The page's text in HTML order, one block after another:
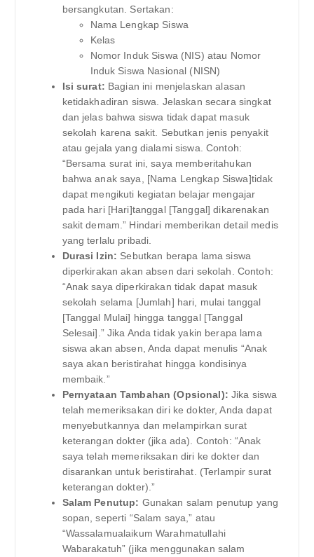
bersangkutan. Sertakan:
Nama Lengkap Siswa
Kelas
Nomor Induk Siswa (NIS) atau Nomor
Induk Siswa Nasional (NISN)
Isi surat: Bagian ini menjelaskan alasan
ketidakhadiran siswa. Jelaskan secara singkat
dan jelas bahwa siswa tidak dapat masuk
sekolah karena sakit. Sebutkan jenis penyakit
atau gejala yang dialami siswa. Contoh:
“Bersama surat ini, saya memberitahukan
bahwa anak saya, [Nama Lengkap Siswa]tidak
dapat mengikuti kegiatan belajar mengajar
pada hari [Hari]tanggal [Tanggal] dikarenakan
sakit demam.” Hindari memberikan detail medis
yang terlalu pribadi.
Durasi Izin: Sebutkan berapa lama siswa
diperkirakan akan absen dari sekolah. Contoh:
“Anak saya diperkirakan tidak dapat masuk
sekolah selama [Jumlah] hari, mulai tanggal
[Tanggal Mulai] hingga tanggal [Tanggal
Selesai].” Jika Anda tidak yakin berapa lama
siswa akan absen, Anda dapat menulis “Anak
saya akan beristirahat hingga kondisinya
membaik.”
Pernyataan Tambahan (Opsional): Jika siswa
telah memeriksakan diri ke dokter, Anda dapat
menyebutkannya dan melampirkan surat
keterangan dokter (jika ada). Contoh: “Anak
saya telah memeriksakan diri ke dokter dan
disarankan untuk beristirahat. (Terlampir surat
keterangan dokter).”
Salam Penutup: Gunakan salam penutup yang
sopan, seperti “Salam saya,” atau
“Wassalamualaikum Warahmatullahi
Wabarakatuh” (jika menggunakan salam